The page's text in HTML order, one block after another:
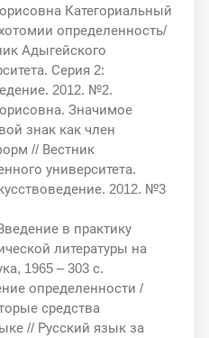
Категориальный
определенность/
Адыгейского
Серия 2:
2012. №2.
Значимое
знак как член
// Вестник
университета.
2012. №3
в практику
литературы на
1965 – 303 с.
определенности /
средства
// Русский язык за